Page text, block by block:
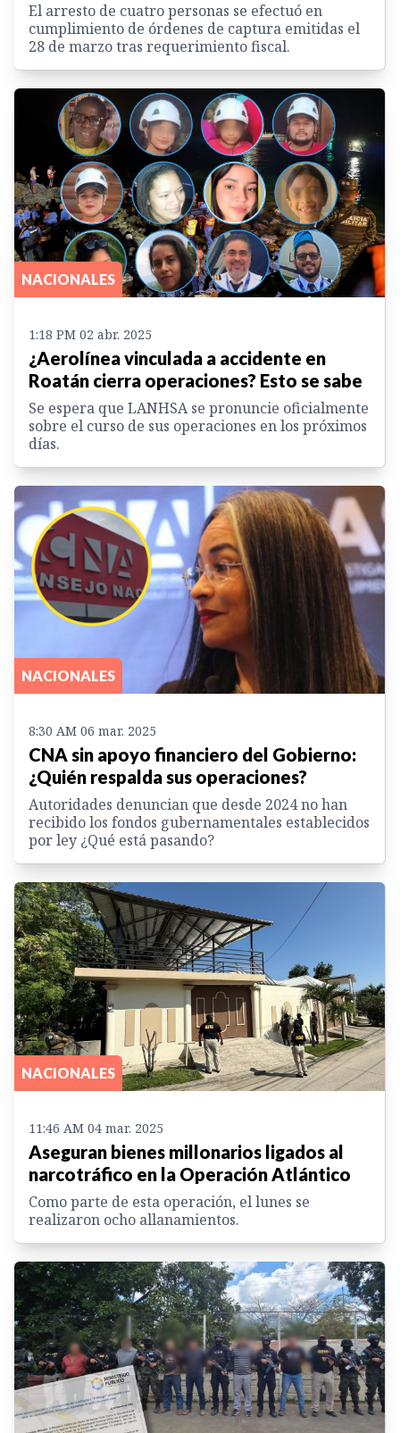
El arresto de cuatro personas se efectuó en
cumplimiento de órdenes de captura emitidas el
28 de marzo tras requerimiento fiscal.
NACIONALES
1:18 PM 02 abr. 2025
¿Aerolínea vinculada a accidente en
Roatán cierra operaciones? Esto se sabe
Se espera que LANHSA se pronuncie oficialmente
sobre el curso de sus operaciones en los próximos
días.
NACIONALES
8:30 AM 06 mar. 2025
CNA sin apoyo financiero del Gobierno:
¿Quién respalda sus operaciones?
Autoridades denuncian que desde 2024 no han
recibido los fondos gubernamentales establecidos
por ley ¿Qué está pasando?
NACIONALES
11:46 AM 04 mar. 2025
Aseguran bienes millonarios ligados al
narcotráfico en la Operación Atlántico
Como parte de esta operación, el lunes se
realizaron ocho allanamientos.